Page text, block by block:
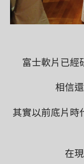
富士軟片已經
相信
其實以前底片時
在